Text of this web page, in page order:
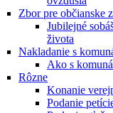
Zbor pre občianske
Jubilejné
života
Nakladanie s
Ako s
Rôzne
Konanie
Podanie